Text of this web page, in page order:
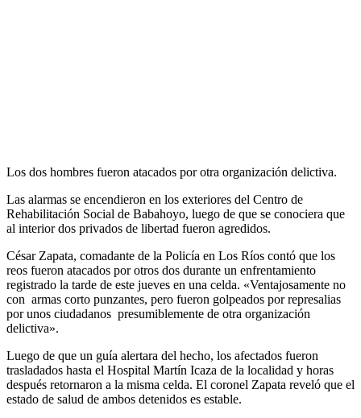
Los dos hombres fueron atacados por otra organización delictiva.
Las alarmas se encendieron en los exteriores del Centro de
Rehabilitación Social de Babahoyo, luego de que se conociera que
al interior dos privados de libertad fueron agredidos.
César Zapata, comadante de la Policía en Los Ríos contó que los
reos fueron atacados por otros dos durante un enfrentamiento
registrado la tarde de este jueves en una celda. «Ventajosamente no
con armas corto punzantes, pero fueron golpeados por represalias
por unos ciudadanos presumiblemente de otra organización
delictiva».
Luego de que un guía alertara del hecho, los afectados fueron
trasladados hasta el Hospital Martín Icaza de la localidad y horas
después retornaron a la misma celda. El coronel Zapata reveló que el
estado de salud de ambos detenidos es estable.